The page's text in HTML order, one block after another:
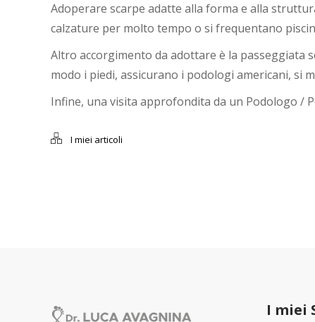
Adoperare scarpe adatte alla forma e alla
calzature per molto tempo o si frequentano
Altro accorgimento da adottare è la passeggiata
modo i piedi, assicurano i podologi americani, si
Infine, una visita approfondita da un Podologo /
I miei articoli
I miei